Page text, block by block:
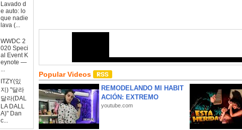
Lavado d
e auto: lo
que nadie
lava (...
WWDC 2
020 Speci
al Event K
eynote —
...
ITZY(있
지) "달라
달라(DAL
LA DALL
A)" Dan
c...
Popular Videos
REMODELANDO MI HABIT
ACIÓN: EXTREMO
youtube.com